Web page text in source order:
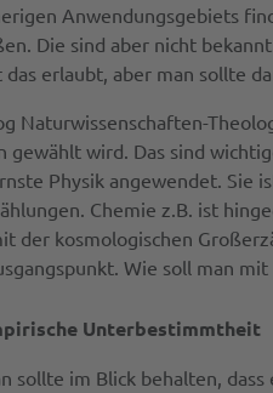
Anwendungsgebiets
Die sind aber nicht
erlaubt, aber man sollte
Naturwissenschaften-
gewählt wird. Das sind
Physik angewendet. Sie
Chemie z.B. ist
der kosmologischen
Wie soll man
Unterbestimmtheit
sollte im Blick behalten,